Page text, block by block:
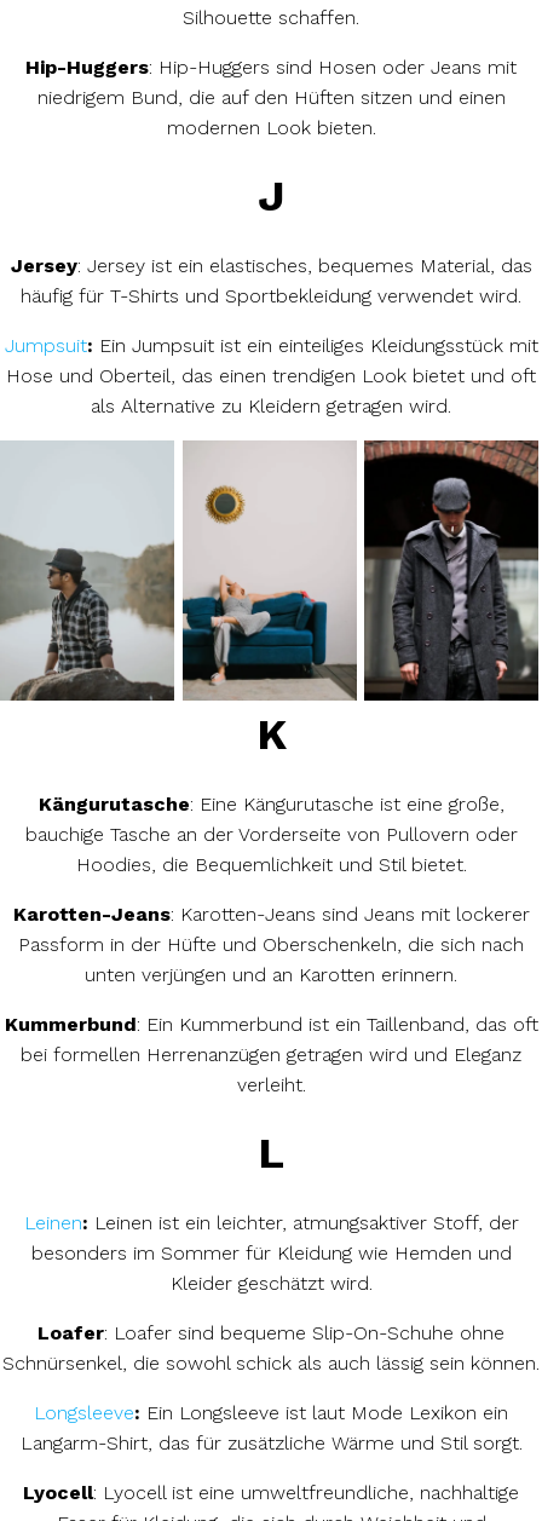
Silhouette schaffen.
Hip-Huggers: Hip-Huggers sind Hosen oder Jeans mit
niedrigem Bund, die auf den Hüften sitzen und einen
modernen Look bieten.
J
Jersey: Jersey ist ein elastisches, bequemes Material, das
häufig für T-Shirts und Sportbekleidung verwendet wird.
Jumpsuit: Ein Jumpsuit ist ein einteiliges Kleidungsstück mit
Hose und Oberteil, das einen trendigen Look bietet und oft
als Alternative zu Kleidern getragen wird.
K
Kängurutasche: Eine Kängurutasche ist eine große,
bauchige Tasche an der Vorderseite von Pullovern oder
Hoodies, die Bequemlichkeit und Stil bietet.
Karotten-Jeans: Karotten-Jeans sind Jeans mit lockerer
Passform in der Hüfte und Oberschenkeln, die sich nach
unten verjüngen und an Karotten erinnern.
Kummerbund: Ein Kummerbund ist ein Taillenband, das oft
bei formellen Herrenanzügen getragen wird und Eleganz
verleiht.
L
Leinen: Leinen ist ein leichter, atmungsaktiver Stoff, der
besonders im Sommer für Kleidung wie Hemden und
Kleider geschätzt wird.
Loafer: Loafer sind bequeme Slip-On-Schuhe ohne
Schnürsenkel, die sowohl schick als auch lässig sein können.
Longsleeve: Ein Longsleeve ist laut Mode Lexikon ein
Langarm-Shirt, das für zusätzliche Wärme und Stil sorgt.
Lyocell: Lyocell ist eine umweltfreundliche, nachhaltige